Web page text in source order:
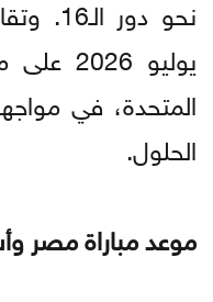
يوليو
المتحدة، في
الحلول.
موعد مباراة مصر